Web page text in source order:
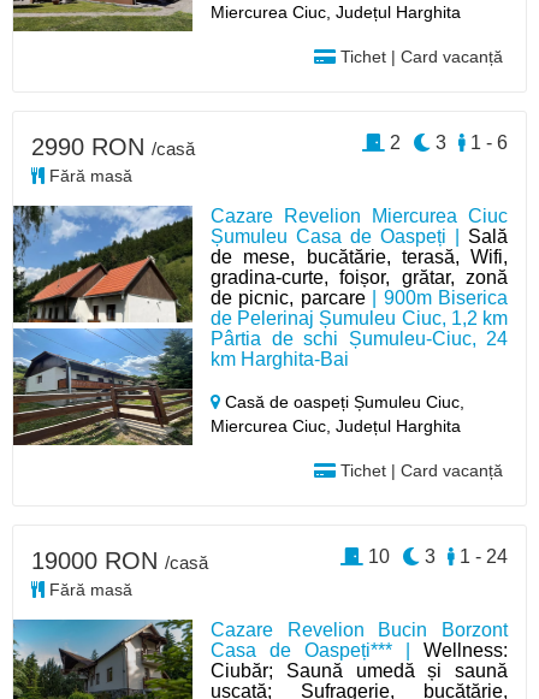
Miercurea Ciuc,Județul Harghita
Tichet | Card vacanță
Cazare Revelion Miercurea Ciuc
Șumuleu Casa de Oaspeți | Sală
de mese, bucătărie, terasă, Wifi,
gradina-curte, foișor, grătar, zonă
de picnic, parcare| 900m Biserica
de Pelerinaj Șumuleu Ciuc, 1,2 km
Pârtia de schi Șumuleu-Ciuc, 24
km Harghita-Bai
Casă de oaspeți Șumuleu Ciuc,
Miercurea Ciuc,Județul Harghita
Tichet | Card vacanță
2990 RON /casă
Fără masă
1 - 6
3
2
Cazare Revelion Bucin Borzont
Casa de Oaspeți*** | Wellness:
Ciubăr; Saună umedă și saună
uscată; Sufragerie, bucătărie,
19000 RON /casă
Fără masă
1 - 24
3
10